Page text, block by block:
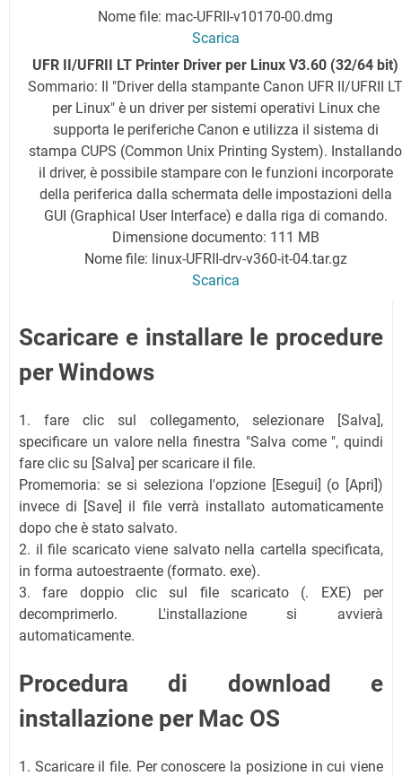
Nome file: mac-UFRII-v10170-00.dmg
Scarica
UFR II/UFRII LT Printer Driver per Linux V3.60 (32/64 bit)
Sommario: Il "Driver della stampante Canon UFR II/UFRII LT
per Linux" è un driver per sistemi operativi Linux che
supporta le periferiche Canon e utilizza il sistema di
stampa CUPS (Common Unix Printing System). Installando
il driver, è possibile stampare con le funzioni incorporate
della periferica dalla schermata delle impostazioni della
GUI (Graphical User Interface) e dalla riga di comando.
Dimensione documento: 111 MB
Nome file: linux-UFRII-drv-v360-it-04.tar.gz
Scarica
Scaricare e installare le procedure
per Windows
1. fare clic sul collegamento, selezionare [Salva],
specificare un valore nella finestra "Salva come ", quindi
fare clic su [Salva] per scaricare il file.
Promemoria: se si seleziona l'opzione [Esegui] (o [Apri])
invece di [Save] il file verrà installato automaticamente
dopo che è stato salvato.
2. il file scaricato viene salvato nella cartella specificata,
in forma autoestraente (formato. exe).
3. fare doppio clic sul file scaricato (. EXE) per
decomprimerlo. L'installazione si avvierà
automaticamente.
Procedura di download e
installazione per Mac OS
1. Scaricare il file. Per conoscere la posizione in cui viene